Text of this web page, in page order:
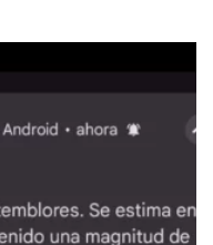
mundo.